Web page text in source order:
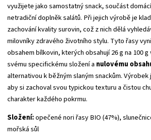
využijete jako samostatný snack, součást
netradiční doplněk salátů. Při jejich výrobě je
zachování kvality surovin, což z nich dělá
milovníky zdravého životního stylu. Tyto řasy
obsahem bílkovin, kterých obsahují 26 g na 100
svému specifickému složení a nulovému
alternativou k běžným slaným snackům.
aby si zachoval svou typickou texturu a čistou
charakter každého pokrmu.
Složení:opečené nori řasy BIO (47%),
mořská sůl